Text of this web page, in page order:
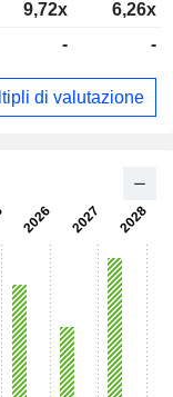
9,72x
6,26x
- -
di valutazione